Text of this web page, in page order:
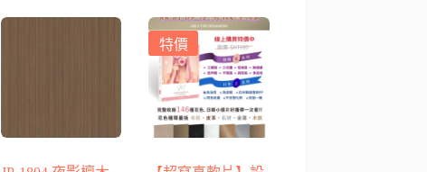
特價